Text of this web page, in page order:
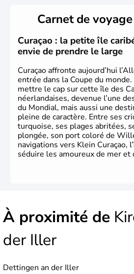
lesquelles bénéficient d'une
peut se targuer de grands noms
les domaines, des arts à la
philosophie. Hertz, Gutenberg,
Herman Hesse ou bien Hegel en
Carnet de voyage
Curaçao : la petite île
envie de prendre le large
Curaçao affronte aujourd’hui
entrée dans la Coupe du monde.
mettre le cap sur cette île des
néerlandaises, devenue l’une
du Mondial, mais aussi une
pleine de caractère. Entre ses
turquoise, ses plages abritées,
plongée, son port coloré de
navigations vers Klein Curaçao,
séduire les amoureux de mer et
À proximité de
der Iller
Dettingen an der Iller